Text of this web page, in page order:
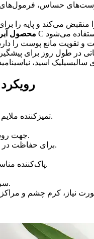
حساس،
محصول
تمیزکننده ملایم را استفاده کنید تا بافت سطحی پوست نرم شود.
سرم آبرسان یا ویتامین C جهت روشن‌کنندگی و حفاظت.
مرطوب‌کننده مناسب با SPF 30–۵۰ برای حفاظت در برابر آفتاب.
پاک‌کننده مناسب برای از بین بردن آرایش و آلودگی‌های روزانه.
سرم یا کرم شب با ترکیبات مغذی و رطوبت‌رسان.